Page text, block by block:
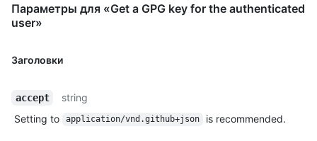
Параметры для «Get a GPG key for the authenticated
user»
Заголовки
accept
string
Setting to
application/vnd.github+json is recommended.